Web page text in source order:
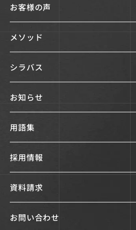
お客様の声
メソッド
シラバス
お知らせ
用語集
採用情報
資料請求
お問い合わせ